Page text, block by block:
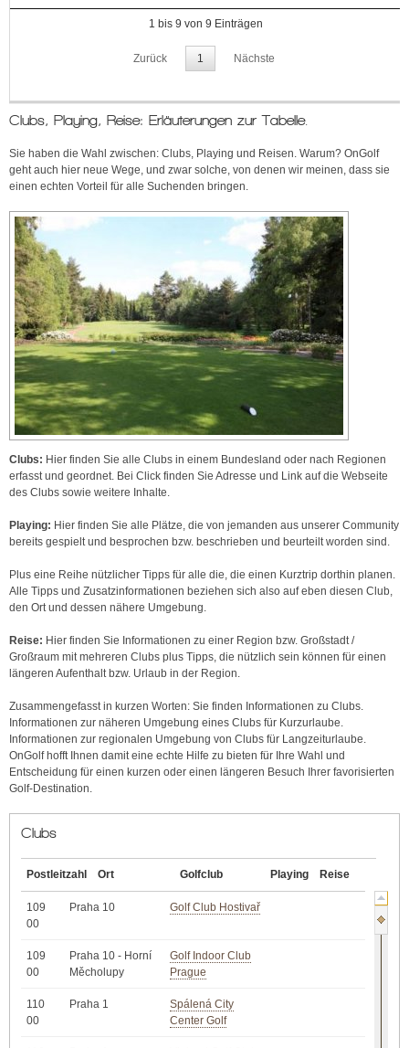
1 bis 9 von 9 Einträgen
Zurück 1 Nächste
Clubs, Playing, Reise: Erläuterungen zur Tabelle.
Sie haben die Wahl zwischen: Clubs, Playing und Reisen. Warum? OnGolf
geht auch hier neue Wege, und zwar solche, von denen wir meinen, dass sie
einen echten Vorteil für alle Suchenden bringen.
Clubs: Hier finden Sie alle Clubs in einem Bundesland oder nach Regionen
erfasst und geordnet. Bei Click finden Sie Adresse und Link auf die Webseite
des Clubs sowie weitere Inhalte.
Playing: Hier finden Sie alle Plätze, die von jemanden aus unserer Community
bereits gespielt und besprochen bzw. beschrieben und beurteilt worden sind.
Plus eine Reihe nützlicher Tipps für alle die, die einen Kurztrip dorthin planen.
Alle Tipps und Zusatzinformationen beziehen sich also auf eben diesen Club,
den Ort und dessen nähere Umgebung.
Reise: Hier finden Sie Informationen zu einer Region bzw. Großstadt /
Großraum mit mehreren Clubs plus Tipps, die nützlich sein können für einen
längeren Aufenthalt bzw. Urlaub in der Region.
Zusammengefasst in kurzen Worten: Sie finden Informationen zu Clubs.
Informationen zur näheren Umgebung eines Clubs für Kurzurlaube.
Informationen zur regionalen Umgebung von Clubs für Langzeiturlaube.
OnGolf hofft Ihnen damit eine echte Hilfe zu bieten für Ihre Wahl und
Entscheidung für einen kurzen oder einen längeren Besuch Ihrer favorisierten
Golf-Destination.
Clubs
Postleitzahl Ort Golfclub Playing Reise
109
00
Praha 10 Golf Club Hostivař
109
00
Praha 10 - Horní
Měcholupy
Golf Indoor Club
Prague
110
00
Praha 1
Spálená City
Center Golf